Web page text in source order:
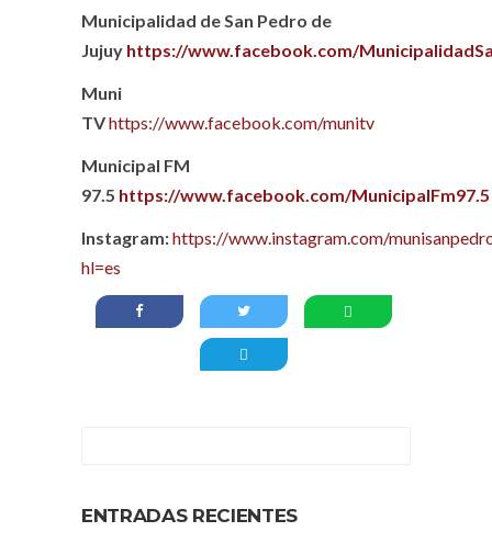
Municipalidad de San Pedro de
Jujuy https://www.facebook.com/
Muni
TVhttps://www.facebook.com/munitv
Municipal FM
97.5 https://www.facebook.com/MunicipalFm97.5
Instagram:https://www.instagram.com/
hl=es
ENTRADAS RECIENTES